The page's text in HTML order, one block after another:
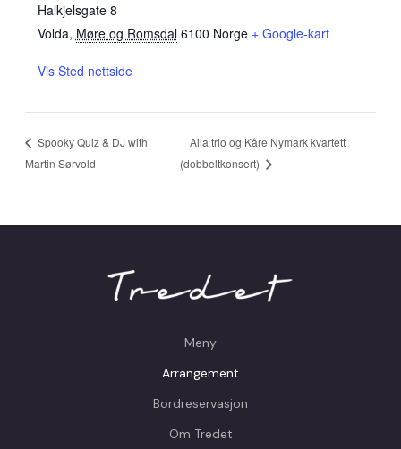
Halkjelsgate 8
Volda, Møre og Romsdal 6100 Norge + Google-kart
Vis Sted nettside
Spooky Quiz & DJ with
Martin Sørvold
Aila trio og Kåre Nymark kvartett
(dobbeltkonsert)
Meny
Arrangement
Bordreservasjon
Om Tredet